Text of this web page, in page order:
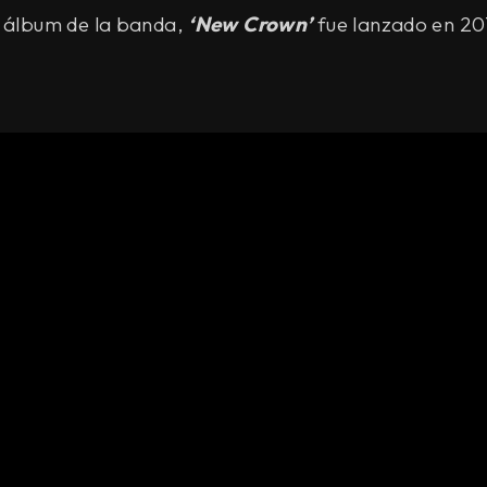
de la banda, ‘New Crown’fue lanzado en